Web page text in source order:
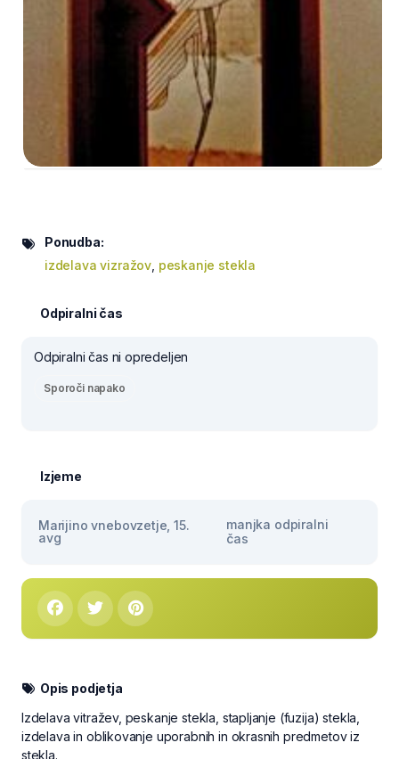
Ponudba:
izdelava vizražov peskanje stekla
Odpiralni čas
Odpiralni čas ni opredeljen
Sporoči napako
Izjeme
Marijino vnebovzetje, 15.
avg
manjka odpiralni
čas
Opis podjetja
Izdelava vitražev, peskanje stekla, stapljanje (fuzija) stekla,
izdelava in oblikovanje uporabnih in okrasnih predmetov iz
stekla.